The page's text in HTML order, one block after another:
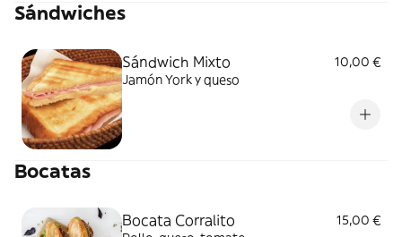
Sándwiches
Sándwich Mixto
10,00 €
Jamón York y queso
Bocatas
Bocata Corralito
15,00 €